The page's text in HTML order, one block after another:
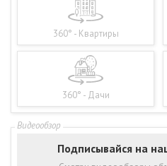
360° - Квартиры
360° - Дачи
Подписывайся на